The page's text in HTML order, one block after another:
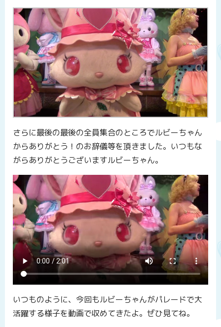
さらに最後の最後の全員集合のところでルビーちゃん
からありがとう！のお辞儀等を頂きました。いつもな
がらありがとうございますルビーちゃん。
いつものように、今回もルビーちゃんがパレードで大
活躍する様子を動画で収めてきたよ。ぜひ見てね。